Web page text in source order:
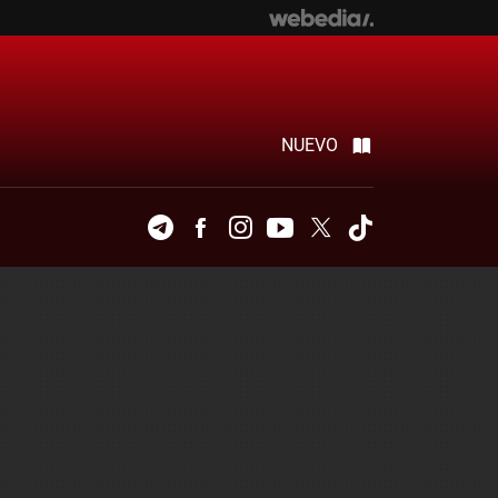
NUEVO
TelegramFacebookInstagramYoutubeTwitter